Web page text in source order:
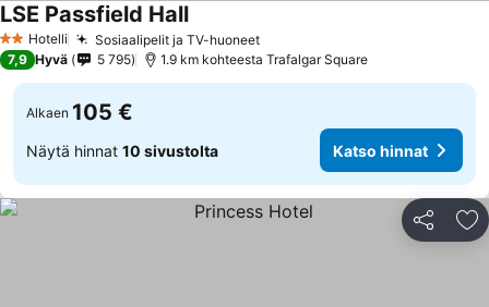
2 Tähtiluokitus
Hotelli Sosiaalipelit ja TV-huoneetKatso hinnat
LSE Passfield HallKatso hinnat
7,9 Hyvä 5 795 1.9 km kohteesta Trafalgar Square
Alkaen 105 €
Näytä hinnat 10 sivustolta Katso hinnat
Jaa